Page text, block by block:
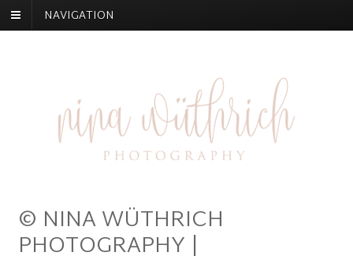
NAVIGATION
© NINA WÜTHRICH
PHOTOGRAPHY |